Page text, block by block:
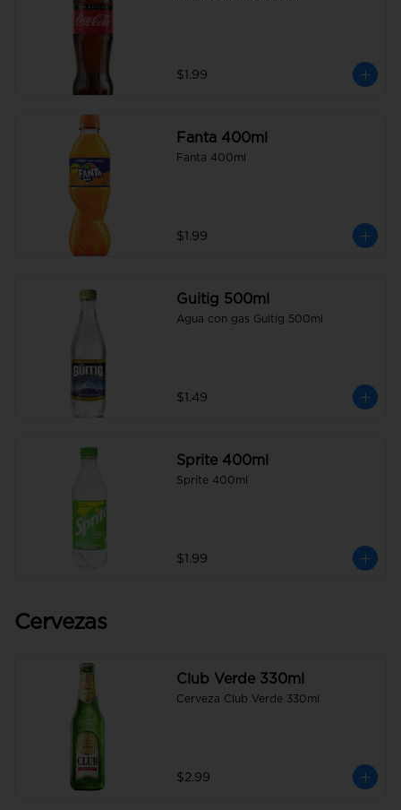
$1.99
Fanta 400ml
Fanta 400ml
$1.99
Guitig 500ml
Agua con gas Guitig 500ml
$1.49
Sprite 400ml
Sprite 400ml
$1.99
Cervezas
Club Verde 330ml
Cerveza Club Verde 330ml
$2.99